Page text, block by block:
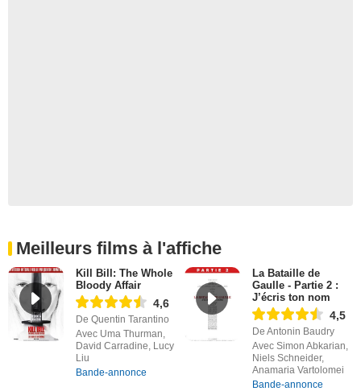
Meilleurs films à l'affiche
Kill Bill: The Whole
Bloody Affair
4,6
De Quentin Tarantino
Avec Uma Thurman,
David Carradine, Lucy
Liu
Bande-annonce
La Bataille de
Gaulle - Partie 2 :
J’écris ton nom
4,5
De Antonin Baudry
Avec Simon Abkarian,
Niels Schneider,
Anamaria Vartolomei
Bande-annonce